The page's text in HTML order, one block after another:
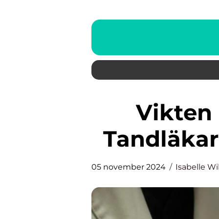
Vikten av att Välja Rätt
05 november 2024 Isabelle